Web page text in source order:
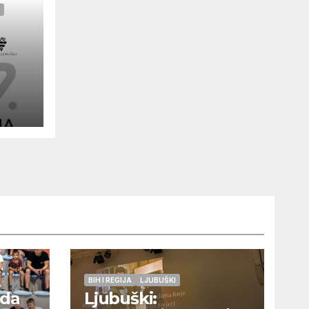
BIH I REGIJA LJUBUŠKI
Ljubuški: